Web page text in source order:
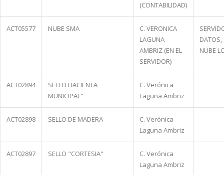
(CONTABILIDAD)
ACT05577 NUBE SMA
C. VERONICA
LAGUNA
AMBRIZ (EN EL
SERVIDOR)
DATOS,
NUBE
ACT02894
SELLO HACIENTA
MUNICIPAL"
C. Verónica
Laguna Ambriz
ACT02898 SELLO DE MADERA
C. Verónica
Laguna Ambriz
ACT02897 SELLO "CORTESIA"
C. Verónica
Laguna Ambriz